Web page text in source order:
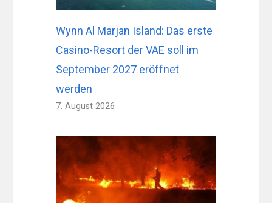
Wynn Al Marjan Island: Das erste
Casino-Resort der VAE soll im
September 2027 eröffnet
werden
7. August 2026